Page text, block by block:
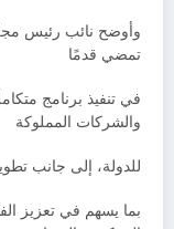
وأوضح نائب رئيس
تمضي قدمًا
في تنفيذ برنامج
والشركات المملوكة
للدولة، إلى جانب
بما يسهم في تعزيز